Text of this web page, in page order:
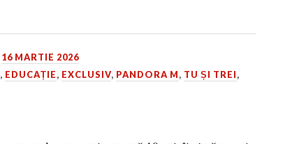
16 MARTIE 2026
, EDUCAȚIE, EXCLUSIV, PANDORA M, TU ȘI TREI,